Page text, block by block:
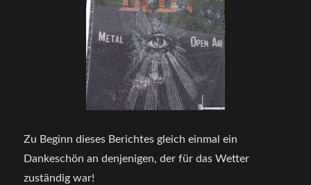
Zu Beginn dieses Berichtes gleich einmal ein
Dankeschön an denjenigen, der für das Wetter
zuständig war!